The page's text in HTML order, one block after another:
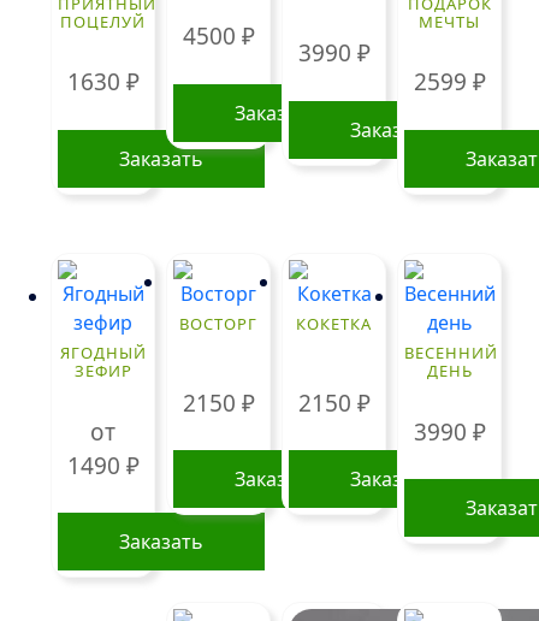
ПОЦЕЛУЙ
1630 ₽
Заказать
4500 ₽
Заказать
3990 ₽
Заказать
МЕЧТЫ
2599 ₽
ЯГОДНЫЙ
ЗЕФИР
от
1490 ₽
Заказать
ВОСТОРГ
2150 ₽
Заказать
КОКЕТКА
2150 ₽
Заказать
ВЕСЕННИЙ
ДЕНЬ
3990 ₽